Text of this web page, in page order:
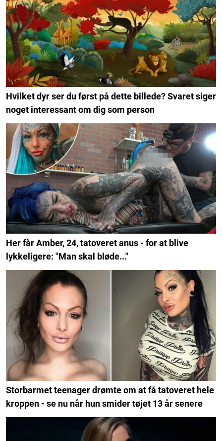
Hvilket dyr ser du først på dette billede? Svaret siger
noget interessant om dig som person
Her får Amber, 24, tatoveret anus - for at blive
lykkeligere: "Man skal bløde..."
Storbarmet teenager drømte om at få tatoveret hele
kroppen - se nu når hun smider tøjet 13 år senere